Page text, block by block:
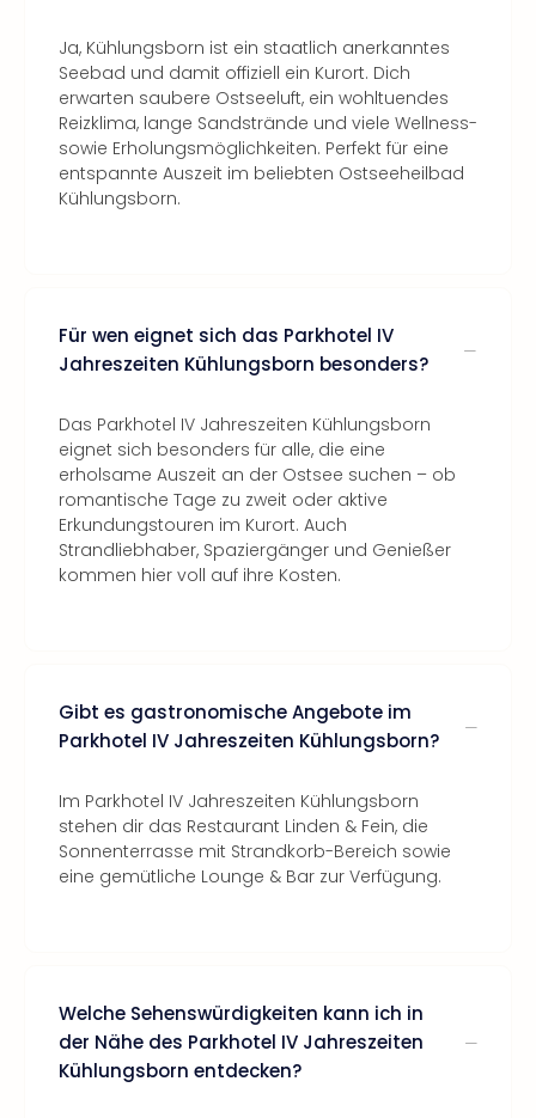
Ja, Kühlungsborn ist ein staatlich anerkanntes
Seebad und damit offiziell ein Kurort. Dich
erwarten saubere Ostseeluft, ein wohltuendes
Reizklima, lange Sandstrände und viele Wellness-
sowie Erholungsmöglichkeiten. Perfekt für eine
entspannte Auszeit im beliebten Ostseeheilbad
Kühlungsborn.
Für wen eignet sich das Parkhotel IV
Jahreszeiten Kühlungsborn besonders?
Das Parkhotel IV Jahreszeiten Kühlungsborn
eignet sich besonders für alle, die eine
erholsame Auszeit an der Ostsee suchen – ob
romantische Tage zu zweit oder aktive
Erkundungstouren im Kurort. Auch
Strandliebhaber, Spaziergänger und Genießer
kommen hier voll auf ihre Kosten.
Gibt es gastronomische Angebote im
Parkhotel IV Jahreszeiten Kühlungsborn?
Im Parkhotel IV Jahreszeiten Kühlungsborn
stehen dir das Restaurant Linden & Fein, die
Sonnenterrasse mit Strandkorb-Bereich sowie
eine gemütliche Lounge & Bar zur Verfügung.
Welche Sehenswürdigkeiten kann ich in
der Nähe des Parkhotel IV Jahreszeiten
Kühlungsborn entdecken?